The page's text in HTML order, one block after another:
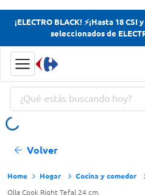
¡ELECTRO BLACK! ⚡¡Hasta 18
seleccionados de
¿Qué estás buscando hoy?
Volver
Hogar Cocina y comedor
Olla Cook Right Tefal 24 cm.
Términos más
Yerba
Cerveza
Términos más
Cerveza
Doves
Papas Fritas